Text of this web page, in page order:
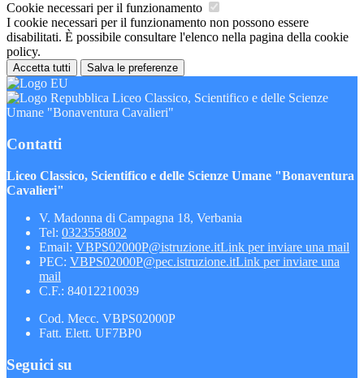
Cookie necessari per il funzionamento
I cookie necessari per il funzionamento non possono essere
disabilitati. È possibile consultare l'elenco nella pagina della cookie
policy.
Accetta tutti Salva le preferenze
Liceo Classico, Scientifico e delle Scienze
Umane "Bonaventura Cavalieri"
Contatti
Liceo Classico, Scientifico e delle Scienze Umane "Bonaventura
Cavalieri"
V. Madonna di Campagna 18, Verbania
Tel: 0323558802
Email: VBPS02000P@istruzione.itLink per inviare una mail
PEC: VBPS02000P@pec.istruzione.itLink per inviare una
mail
C.F.: 84012210039
Cod. Mecc. VBPS02000P
Fatt. Elett. UF7BP0
Seguici su